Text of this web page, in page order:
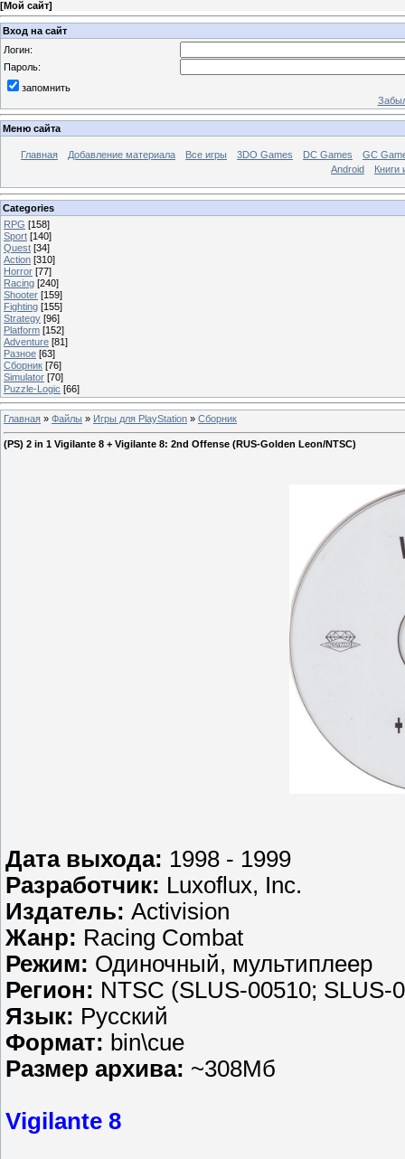
[Мой сайт]
Вход на сайт
Логин:
Пароль:
запомнить
Меню сайта
Главная Добавление материала Все игры 3DO Games DC Games
GC
Android
Книги
Categories
RPG [158]
Sport [140]
Quest [34]
Action [310]
Horror [77]
Racing [240]
Shooter [159]
Fighting [155]
Strategy [96]
Platform [152]
Adventure [81]
Разное [63]
Сборник [76]
Simulator [70]
Puzzle-Logic [66]
Главная » Файлы » Игры для PlayStation » Сборник
(PS) 2 in 1 Vigilante 8 + Vigilante 8: 2nd Offense (RUS-Golden Leon/NTSC)
Дата выхода: 1998 - 1999
Разработчик: Luxoflux, Inc.
Издатель: Activision
Жанр: Racing Combat
Режим: Одиночный, мультиплеер
Регион: NTSC (SLUS-00510; SLUS-
Язык: Русский
Формат: bin\cue
Размер архива: ~308Мб
Vigilante 8